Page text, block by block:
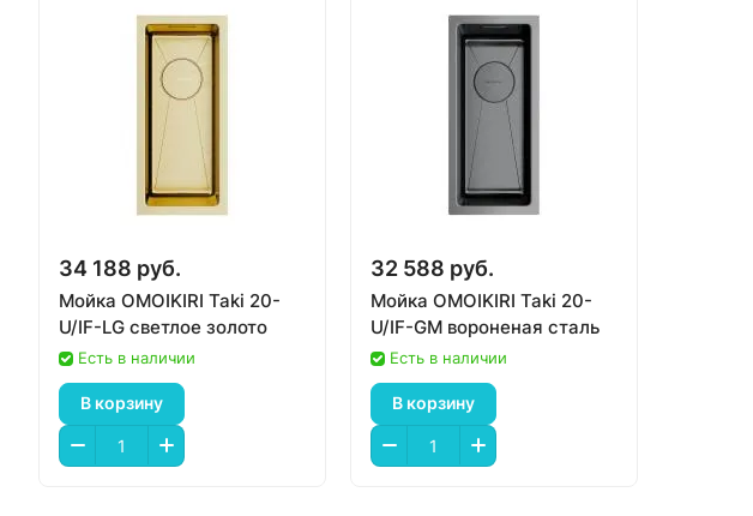
34 188 руб.
Мойка OMOIKIRI Taki 20-
U/IF-LG светлое золото
Есть в наличии
В корзину
32 588 руб.
Мойка OMOIKIRI Taki 20-
U/IF-GM вороненая сталь
Есть в наличии
В корзину